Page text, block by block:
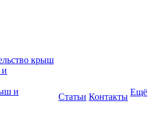
крыш
и
и
Статьи Контакты Ещё